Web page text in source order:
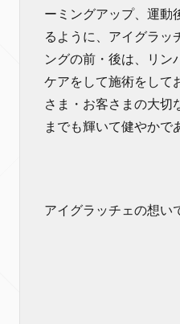
ーミングアップ、運動
るように、アイグラッ
ングの前・後は、リン
ケアをして施術をして
さま・お客さまの大切
までも輝いて健やか
アイグラッチェの想